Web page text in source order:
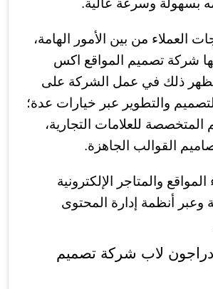
بسهولة وسرعة عالية.
العملاء من بين الأمور الهامة،
شركة تصميم المواقع اكس
ذلك في عمل الشركة على
والتطوير عبر خيارات عدة؛
للعلامات التجارية،
القوالب الجاهزة.
والمتاجر الإلكترونية
وعبر أنظمة إدارة المحتوى
لاب شركة تصميم